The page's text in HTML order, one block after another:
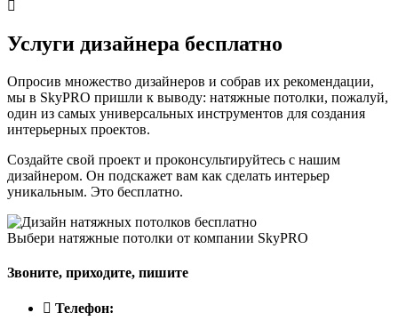
Услуги дизайнера бесплатно
Опросив множество дизайнеров и собрав их рекомендации,
мы в SkyPRO пришли к выводу: натяжные потолки, пожалуй,
один из самых универсальных инструментов для создания
интерьерных проектов.
Создайте свой проект и проконсультируйтесь с нашим
дизайнером. Он подскажет вам как сделать интерьер
уникальным. Это бесплатно.
Выбери натяжные потолки от компании SkyPRO
Звоните, приходите, пишите
Телефон: